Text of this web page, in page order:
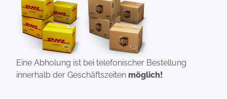
Eine Abholung ist bei telefonischer Bestellung
innerhalb der Geschäftszeiten möglich!